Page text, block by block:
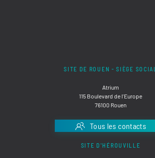
SITE DE ROUEN - SIÈGE SOCIAL
Atrium
115 Boulevard de l'Europe
76100 Rouen
Tous les contacts
SITE D'HÉROUVILLE